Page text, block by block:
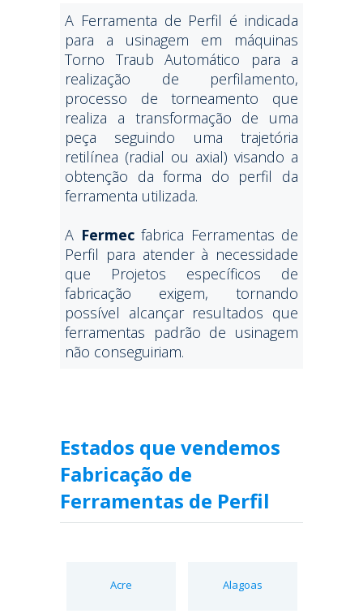
A Ferramenta de Perfil é indicada
para a usinagem em máquinas
Torno Traub Automático para a
realização de perfilamento,
processo de torneamento que
realiza a transformação de uma
peça seguindo uma trajetória
retilínea (radial ou axial) visando a
obtenção da forma do perfil da
ferramenta utilizada.
A Fermecfabrica Ferramentas de
Perfil para atender à necessidade
que Projetos específicos de
fabricação exigem, tornando
possível alcançar resultados que
ferramentas padrão de usinagem
não conseguiriam.
Estados que vendemos
Fabricação de
Ferramentas de Perfil
Acre Alagoas